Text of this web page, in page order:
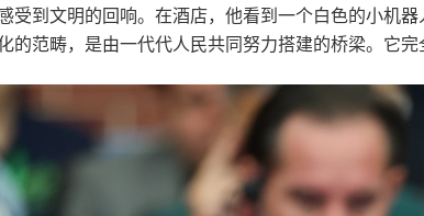
受到文明的回响。在酒店，他看到一个白色的小机
的范畴，是由一代代人民共同努力搭建的桥梁。它